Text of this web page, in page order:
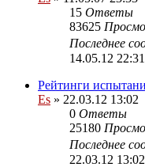
15 Ответы
83625
Последнее
14.05.12 22:31
Рейтинги
Es » 22.03.12 13:02
0 Ответы
25180
Последнее
22.03.12 13:02